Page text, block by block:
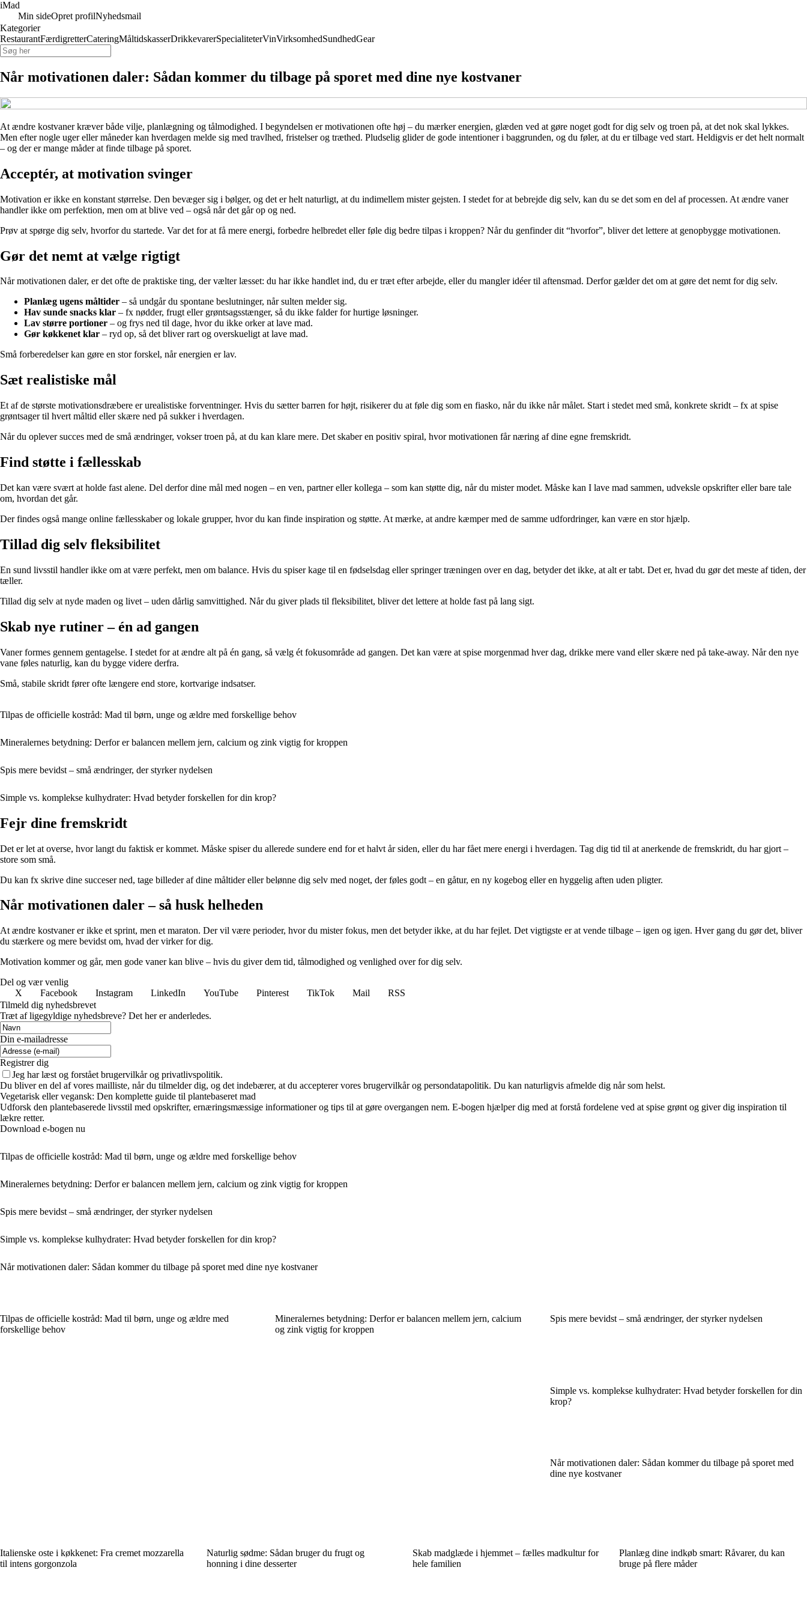
iMad
Min sideOpret profilNyhedsmail
Kategorier
RestaurantFærdigretterCateringMåltidskasserDrikkevarerSpecialiteterVinVirksomhedSundhedGear
Når motivationen daler: Sådan kommer du tilbage på sporet med dine nye kostvaner
At ændre kostvaner kræver både vilje, planlægning og tålmodighed. I begyndelsen er motivationen ofte høj – du mærker energien, glæden ved at gøre noget godt for dig selv og troen på, at det nok skal lykkes.
Men efter nogle uger eller måneder kan hverdagen melde sig med travlhed, fristelser og træthed. Pludselig glider de gode intentioner i baggrunden, og du føler, at du er tilbage ved start. Heldigvis er det helt normalt
– og der er mange måder at finde tilbage på sporet.
Acceptér, at motivation svinger
Motivation er ikke en konstant størrelse. Den bevæger sig i bølger, og det er helt naturligt, at du indimellem mister gejsten. I stedet for at bebrejde dig selv, kan du se det som en del af processen. At ændre vaner
handler ikke om perfektion, men om at blive ved – også når det går op og ned.
Prøv at spørge dig selv, hvorfor du startede. Var det for at få mere energi, forbedre helbredet eller føle dig bedre tilpas i kroppen? Når du genfinder dit “hvorfor”, bliver det lettere at genopbygge motivationen.
Gør det nemt at vælge rigtigt
Når motivationen daler, er det ofte de praktiske ting, der vælter læsset: du har ikke handlet ind, du er træt efter arbejde, eller du mangler idéer til aftensmad. Derfor gælder det om at gøre det nemt for dig selv.
Planlæg ugens måltider – så undgår du spontane beslutninger, når sulten melder sig.
Hav sunde snacks klar – fx nødder, frugt eller grøntsagsstænger, så du ikke falder for hurtige løsninger.
Lav større portioner – og frys ned til dage, hvor du ikke orker at lave mad.
Gør køkkenet klar – ryd op, så det bliver rart og overskueligt at lave mad.
Små forberedelser kan gøre en stor forskel, når energien er lav.
Sæt realistiske mål
Et af de største motivationsdræbere er urealistiske forventninger. Hvis du sætter barren for højt, risikerer du at føle dig som en fiasko, når du ikke når målet. Start i stedet med små, konkrete skridt – fx at spise
grøntsager til hvert måltid eller skære ned på sukker i hverdagen.
Når du oplever succes med de små ændringer, vokser troen på, at du kan klare mere. Det skaber en positiv spiral, hvor motivationen får næring af dine egne fremskridt.
Find støtte i fællesskab
Det kan være svært at holde fast alene. Del derfor dine mål med nogen – en ven, partner eller kollega – som kan støtte dig, når du mister modet. Måske kan I lave mad sammen, udveksle opskrifter eller bare tale
om, hvordan det går.
Der findes også mange online fællesskaber og lokale grupper, hvor du kan finde inspiration og støtte. At mærke, at andre kæmper med de samme udfordringer, kan være en stor hjælp.
Tillad dig selv fleksibilitet
En sund livsstil handler ikke om at være perfekt, men om balance. Hvis du spiser kage til en fødselsdag eller springer træningen over en dag, betyder det ikke, at alt er tabt. Det er, hvad du gør det meste af tiden, der
tæller.
Tillad dig selv at nyde maden og livet – uden dårlig samvittighed. Når du giver plads til fleksibilitet, bliver det lettere at holde fast på lang sigt.
Skab nye rutiner – én ad gangen
Vaner formes gennem gentagelse. I stedet for at ændre alt på én gang, så vælg ét fokusområde ad gangen. Det kan være at spise morgenmad hver dag, drikke mere vand eller skære ned på take-away. Når den nye
vane føles naturlig, kan du bygge videre derfra.
Små, stabile skridt fører ofte længere end store, kortvarige indsatser.
Tilpas de officielle kostråd: Mad til børn, unge og ældre med forskellige behov
Mineralernes betydning: Derfor er balancen mellem jern, calcium og zink vigtig for kroppen
Spis mere bevidst – små ændringer, der styrker nydelsen
Simple vs. komplekse kulhydrater: Hvad betyder forskellen for din krop?
Fejr dine fremskridt
Det er let at overse, hvor langt du faktisk er kommet. Måske spiser du allerede sundere end for et halvt år siden, eller du har fået mere energi i hverdagen. Tag dig tid til at anerkende de fremskridt, du har gjort –
store som små.
Du kan fx skrive dine succeser ned, tage billeder af dine måltider eller belønne dig selv med noget, der føles godt – en gåtur, en ny kogebog eller en hyggelig aften uden pligter.
Når motivationen daler – så husk helheden
At ændre kostvaner er ikke et sprint, men et maraton. Der vil være perioder, hvor du mister fokus, men det betyder ikke, at du har fejlet. Det vigtigste er at vende tilbage – igen og igen. Hver gang du gør det, bliver
du stærkere og mere bevidst om, hvad der virker for dig.
Motivation kommer og går, men gode vaner kan blive – hvis du giver dem tid, tålmodighed og venlighed over for dig selv.
Del og vær venlig
X
Facebook Instagram LinkedIn YouTube Pinterest TikTok Mail
RSS
Tilmeld dig nyhedsbrevet
Træt af ligegyldige nyhedsbreve? Det her er anderledes.
Din e-mailadresse
Registrer dig
Jeg har læst og forstået brugervilkår og privatlivspolitik.
Du bliver en del af vores mailliste, når du tilmelder dig, og det indebærer, at du accepterer vores brugervilkår og persondatapolitik. Du kan naturligvis afmelde dig når som helst.
Vegetarisk eller vegansk: Den komplette guide til plantebaseret mad
Udforsk den plantebaserede livsstil med opskrifter, ernæringsmæssige informationer og tips til at gøre overgangen nem. E-bogen hjælper dig med at forstå fordelene ved at spise grønt og giver dig inspiration til
lækre retter.
Download e-bogen nu
Tilpas de officielle kostråd: Mad til børn, unge og ældre med forskellige behov
Mineralernes betydning: Derfor er balancen mellem jern, calcium og zink vigtig for kroppen
Spis mere bevidst – små ændringer, der styrker nydelsen
Simple vs. komplekse kulhydrater: Hvad betyder forskellen for din krop?
Når motivationen daler: Sådan kommer du tilbage på sporet med dine nye kostvaner
Tilpas de officielle kostråd: Mad til børn, unge og ældre med
forskellige behov
Mineralernes betydning: Derfor er balancen mellem jern, calcium
og zink vigtig for kroppen
Spis mere bevidst – små ændringer, der styrker nydelsen
Simple vs. komplekse kulhydrater: Hvad betyder forskellen for din
krop?
Når motivationen daler: Sådan kommer du tilbage på sporet med
dine nye kostvaner
Italienske oste i køkkenet: Fra cremet mozzarella
til intens gorgonzola
Naturlig sødme: Sådan bruger du frugt og
honning i dine desserter
Skab madglæde i hjemmet – fælles madkultur for
hele familien
Planlæg dine indkøb smart: Råvarer, du kan
bruge på flere måder